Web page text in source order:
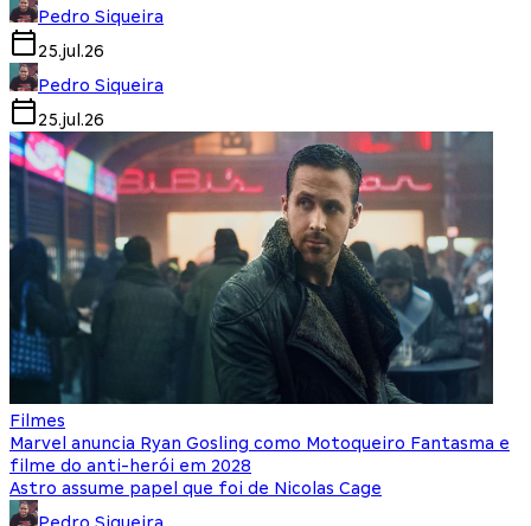
Pedro Siqueira
25.jul.26
Pedro Siqueira
25.jul.26
Filmes
Marvel anuncia Ryan Gosling como Motoqueiro Fantasma e
filme do anti-herói em 2028
Astro assume papel que foi de Nicolas Cage